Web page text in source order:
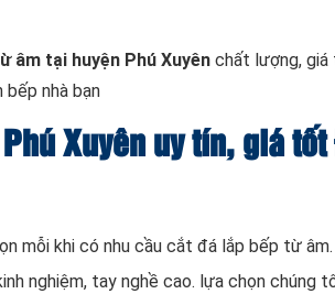
âm tại huyện Phú Xuyên chất lượng,
nhà bạn
Xuyên uy tín, giá
mỗi khi có nhu cầu cắt đá lắp bếp từ
nghiệm, tay nghề cao. lựa chọn chúng